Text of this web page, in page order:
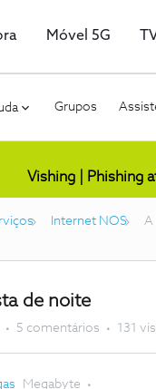
Móvel 5G
Grupos
Vishing | Phishing
Internet NOS A
de noite
5 comentários 131
Megabyte